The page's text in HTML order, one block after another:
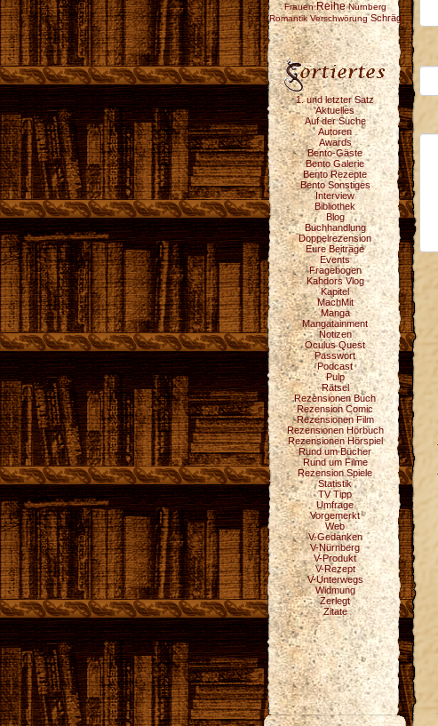
Frauen Reihe Nürnberg
Romantik Verschwörung Schräg
1. und letzter Satz
Aktuelles
Auf der Suche
Autoren
Awards
Bento-Gäste
Bento Galerie
Bento Rezepte
Bento Sonstiges
Interview
Bibliothek
Blog
Buchhandlung
Doppelrezension
Eure Beiträge
Events
Fragebogen
Kahdors Vlog
Kapitel
MachMit
Manga
Mangatainment
Notizen
Oculus Quest
Passwort
Podcast
Pulp
Rätsel
Rezensionen Buch
Rezension Comic
Rezensionen Film
Rezensionen Hörbuch
Rezensionen Hörspiel
Rund um Bücher
Rund um Filme
Rezension Spiele
Statistik
TV Tipp
Umfrage
Vorgemerkt
Web
V-Gedanken
V-Nürnberg
V-Produkt
V-Rezept
V-Unterwegs
Widmung
Zerlegt
Zitate